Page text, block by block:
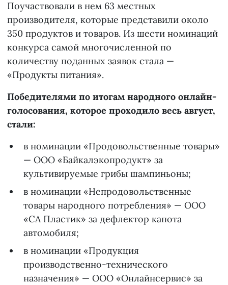
Поучаствовали в нем 63 местных
производителя, которые представили около
350 продуктов и товаров. Из шести номинаций
конкурса самой многочисленной по
количеству поданных заявок стала —
«Продукты питания».
Победителями по итогам народного онлайн-
голосования, которое проходило весь август,
стали:
в номинации «Продовольственные товары»
— ООО «Байкалэкопродукт» за
культивируемые грибы шампиньоны;
в номинации «Непродовольственные
товары народного потребления» — ООО
«СА Пластик» за дефлектор капота
автомобиля;
в номинации «Продукция
производственно-технического
назначения» — ООО «Онлайнсервис» за